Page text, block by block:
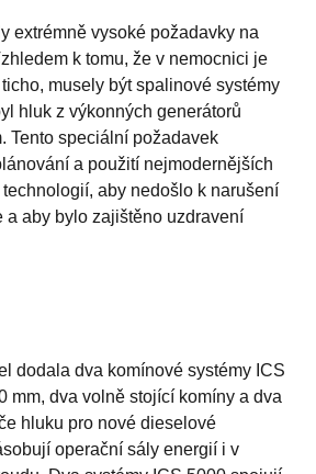
extrémně vysoké požadavky na
k tomu, že v nemocnici je
musely být spalinové systémy
hluk z výkonných generátorů
Tento speciální požadavek
a použití nejmodernějších
aby nedošlo k narušení
a aby bylo zajištěno uzdravení
dodala dva komínové systémy ICS
mm, dva volně stojící komíny a dva
hluku pro nové dieselové
operační sály energií i v